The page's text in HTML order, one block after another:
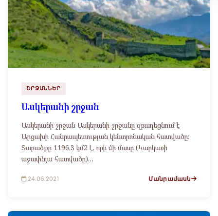
ՇՐՋԱՆՆԵՐ
Ասկերանի շրջան
Ասկերանի շրջան Ասկերանի շրջանը զբաղեցնում է
Արցախի Հանրապետության կենտրոնական հատվածը։
Տարածքը 1196,3 կմ2 է, որի մի մասը (Կարկառի
աջափնյա հատվածը)…
24.06.2021 Մանրամասն